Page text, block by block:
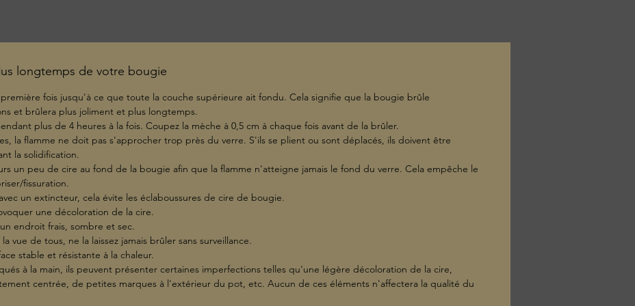
longtemps de votre bougie
fois jusqu'à ce que toute la couche supérieure ait fondu. Cela signifie que la bougie brûle
et brûlera plus joliment et plus longtemps.
plus de 4 heures à la fois. Coupez la mèche à 0,5 cm à chaque fois avant de la brûler.
la flamme ne doit pas s'approcher trop près du verre. S'ils se plient ou sont déplacés, ils doivent être
la solidification.
un peu de cire au fond de la bougie afin que la flamme n'atteigne jamais le fond du verre. Cela empêche le
fissuration.
un extincteur, cela évite les éclaboussures de cire de bougie.
une décoloration de la cire.
endroit frais, sombre et sec.
vue de tous, ne la laissez jamais brûler sans surveillance.
stable et résistante à la chaleur.
à la main, ils peuvent présenter certaines imperfections telles qu'une légère décoloration de la cire,
centrée, de petites marques à l'extérieur du pot, etc. Aucun de ces éléments n'affectera la qualité du